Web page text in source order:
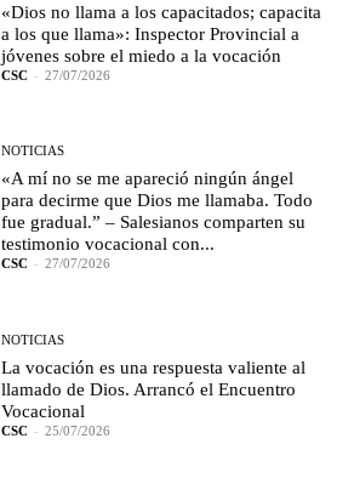
«Dios no llama a los capacitados; capacita
a los que llama»: Inspector Provincial a
jóvenes sobre el miedo a la vocación
CSC - 27/07/2026
NOTICIAS
«A mí no se me apareció ningún ángel
para decirme que Dios me llamaba. Todo
fue gradual.” – Salesianos comparten su
testimonio vocacional con...
CSC - 27/07/2026
NOTICIAS
La vocación es una respuesta valiente al
llamado de Dios. Arrancó el Encuentro
Vocacional
CSC - 25/07/2026